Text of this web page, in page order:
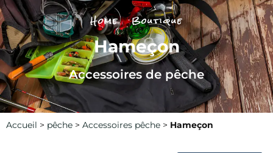
Home Boutique
Hameçon
Accessoires de pêche
Accueil > pêche > Accessoires pêche > Hameçon